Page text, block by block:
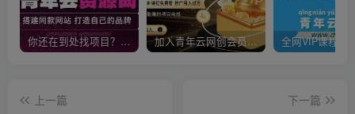
你还在到处找项目？还在当韭菜？我靠卖项目一个月收入5万+，曾经我也是个失败者。 加入青年云网创会员，全站资源免费学习。加入高级合伙人，推广日入1000+
上一篇
下一篇